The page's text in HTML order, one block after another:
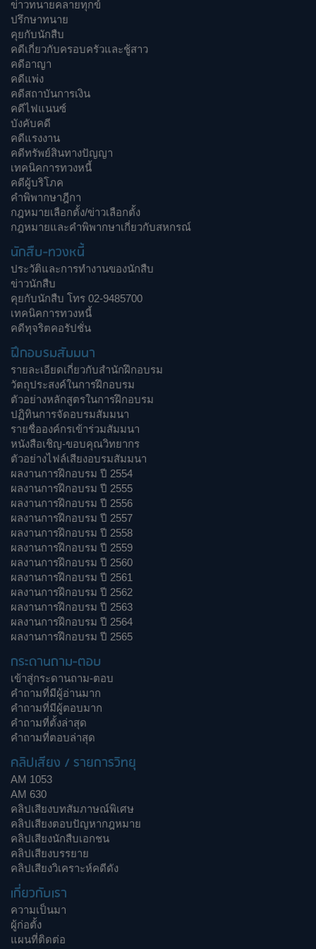
ข่าวทนายคลายทุกข์
ปรึกษาทนาย
คุยกับนักสืบ
คดีเกี่ยวกับครอบครัวและชู้สาว
คดีอาญา
คดีแพ่ง
คดีสถาบันการเงิน
คดีไฟแนนซ์
บังคับคดี
คดีแรงงาน
คดีทรัพย์สินทางปัญญา
เทคนิคการทวงหนี้
คดีผู้บริโภค
คำพิพากษาฎีกา
กฎหมายเลือกตั้ง/ข่าวเลือกตั้ง
กฎหมายและคำพิพากษาเกี่ยวกับสหกรณ์
นักสืบ-ทวงหนี้
ประวัติและการทำงานของนักสืบ
ข่าวนักสืบ
คุยกับนักสืบ โทร 02-9485700
เทคนิคการทวงหนี้
คดีทุจริตคอรัปชั่น
ฝึกอบรมสัมมนา
รายละเอียดเกี่ยวกับสำนักฝึกอบรม
วัตถุประสงค์ในการฝึกอบรม
ตัวอย่างหลักสูตรในการฝึกอบรม
ปฏิทินการจัดอบรมสัมมนา
รายชื่อองค์กรเข้าร่วมสัมมนา
หนังสือเชิญ-ขอบคุณวิทยากร
ตัวอย่างไฟล์เสียงอบรมสัมมนา
ผลงานการฝึกอบรม ปี 2554
ผลงานการฝึกอบรม ปี 2555
ผลงานการฝึกอบรม ปี 2556
ผลงานการฝึกอบรม ปี 2557
ผลงานการฝึกอบรม ปี 2558
ผลงานการฝึกอบรม ปี 2559
ผลงานการฝึกอบรม ปี 2560
ผลงานการฝึกอบรม ปี 2561
ผลงานการฝึกอบรม ปี 2562
ผลงานการฝึกอบรม ปี 2563
ผลงานการฝึกอบรม ปี 2564
ผลงานการฝึกอบรม ปี 2565
กระดานถาม-ตอบ
เข้าสู่กระดานถาม-ตอบ
คำถามที่มีผู้อ่านมาก
คำถามที่มีผู้ตอบมาก
คำถามที่ตั้งล่าสุด
คำถามที่ตอบล่าสุด
คลิปเสียง / รายการวิทยุ
AM 1053
AM 630
คลิปเสียงบทสัมภาษณ์พิเศษ
คลิปเสียงตอบปัญหากฎหมาย
คลิปเสียงนักสืบเอกชน
คลิปเสียงบรรยาย
คลิปเสียงวิเคราะห์คดีดัง
เกี่ยวกับเรา
ความเป็นมา
ผู้ก่อตั้ง
แผนที่ติดต่อ